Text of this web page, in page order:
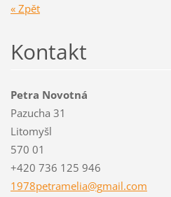
« Zpět
Kontakt
Petra Novotná
Pazucha 31
Litomyšl
570 01
+420 736 125 946
1978petramelia@gmail.com